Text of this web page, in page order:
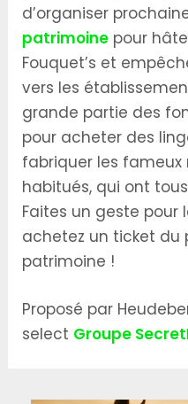
d’organiser
patrimoine pour
Fouquet’s et
vers les
grande partie des
pour acheter des
fabriquer les fameux
habitués, qui ont
Faites un geste pour
achetez un ticket du
patrimoine !
Proposé par
select Groupe